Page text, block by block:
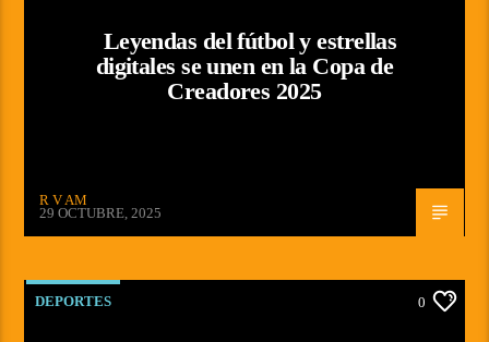
Leyendas del fútbol y estrellas
digitales se unen en la Copa de
Creadores 2025
R V AM
29 OCTUBRE, 2025
DEPORTES 0